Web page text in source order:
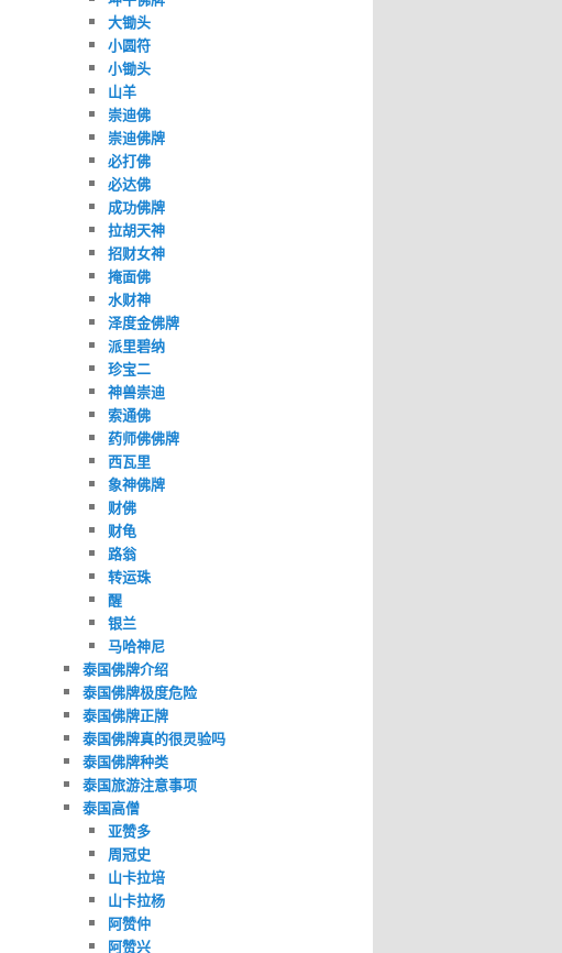
大锄头
小圆符
小锄头
山羊
崇迪佛
崇迪佛牌
必打佛
必达佛
成功佛牌
拉胡天神
招财女神
掩面佛
水财神
泽度金佛牌
派里碧纳
珍宝二
神兽崇迪
索通佛
药师佛佛牌
西瓦里
象神佛牌
财佛
财龟
路翁
转运珠
醒
银兰
马哈神尼
泰国佛牌介绍
泰国佛牌极度危险
泰国佛牌正牌
泰国佛牌真的很灵验吗
泰国佛牌种类
泰国旅游注意事项
泰国高僧
亚赞多
周冠史
山卡拉培
山卡拉杨
阿赞仲
阿赞兴